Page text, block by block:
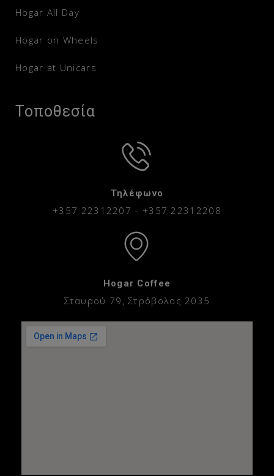
Hogar All Day
Hogar on Wheels
Hogar at Unicars
Τοποθεσία
Τηλέφωνο
+357 22312207 - +357 22312208
Hogar Coffee
Σταυρού 79, Στρόβολος 2035